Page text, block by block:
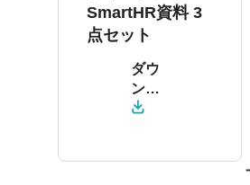
SmartHR資料 3
点セット
ダウ
ン
ロー